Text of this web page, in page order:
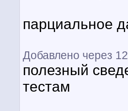
парциальное
Добавлено через
полезный
тестам